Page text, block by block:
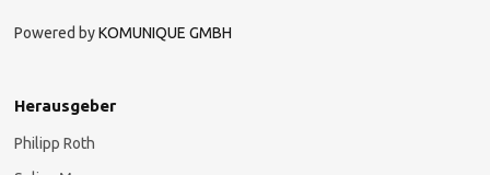
Powered byKOMUNIQUE GMBH
Herausgeber
Philipp Roth